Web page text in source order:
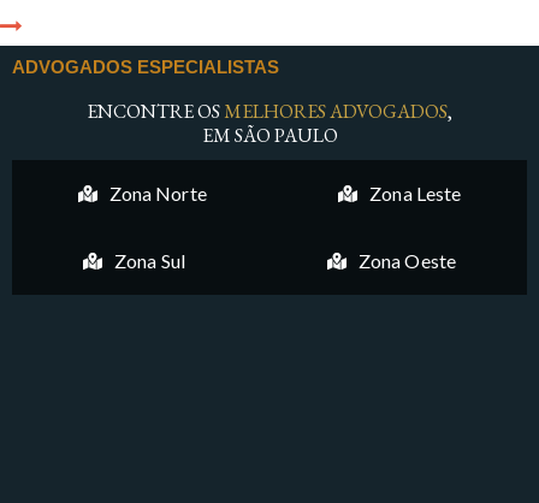
ADVOGADOS ESPECIALISTAS
ENCONTRE OSMELHORES ADVOGADOS,
EM SÃO PAULO
Zona Norte Zona Leste
Zona Sul Zona Oeste